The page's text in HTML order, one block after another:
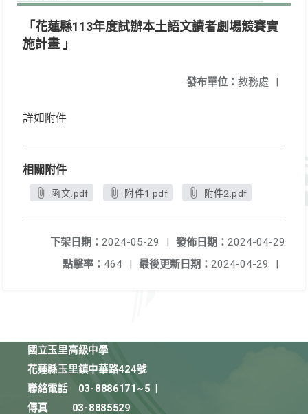
「花蓮縣113年度試辦本土語文讀者劇場競賽實
施計畫 」
發布單位： 教務處 |
詳如附件
相關附件
函文.pdf 附件1.pdf 附件2.pdf
發佈日期： 2024-04-29
下架日期： 2024-05-29
|
最後更新日期： 2024-04-29 |
點擊率： 464 |
國立玉里高級中學
花蓮縣玉里鎮中華路424號
聯絡電話
03-8886171~5
傳真
03-8885529